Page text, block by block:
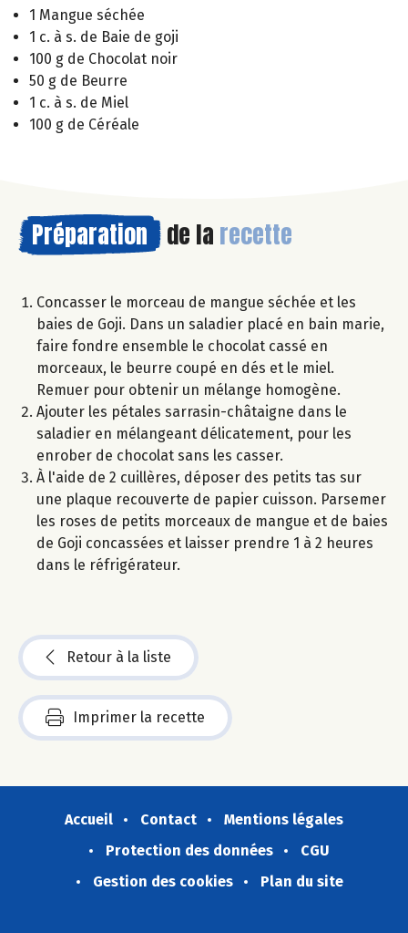
1 Mangue séchée
1 c. à s. de Baie de goji
100 g de Chocolat noir
50 g de Beurre
1 c. à s. de Miel
100 g de Céréale
Préparation de la recette
Concasser le morceau de mangue séchée et les
baies de Goji. Dans un saladier placé en bain marie,
faire fondre ensemble le chocolat cassé en
morceaux, le beurre coupé en dés et le miel.
Remuer pour obtenir un mélange homogène.
Ajouter les pétales sarrasin-châtaigne dans le
saladier en mélangeant délicatement, pour les
enrober de chocolat sans les casser.
À l'aide de 2 cuillères, déposer des petits tas sur
une plaque recouverte de papier cuisson. Parsemer
les roses de petits morceaux de mangue et de baies
de Goji concassées et laisser prendre 1 à 2 heures
dans le réfrigérateur.
Retour à la liste
Imprimer la recette
Accueil Contact
Mentions légales
Protection des données
CGU
Gestion des cookies
Plan du site